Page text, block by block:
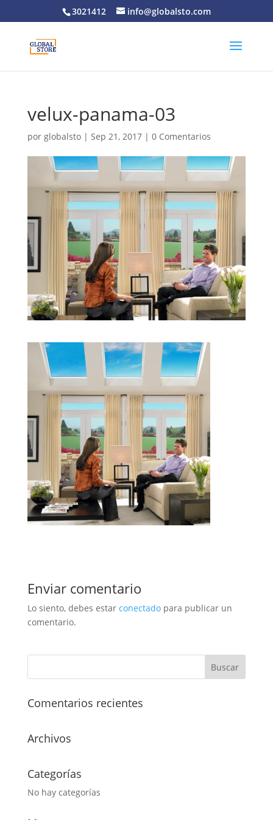
3021412 info@globalsto.com
velux-panama-03
por globalsto| Sep 21, 2017| 0 Comentarios
Enviar comentario
Lo siento, debes estar conectadopara publicar un
comentario.
Comentarios recientes
Archivos
Categorías
No hay categorías